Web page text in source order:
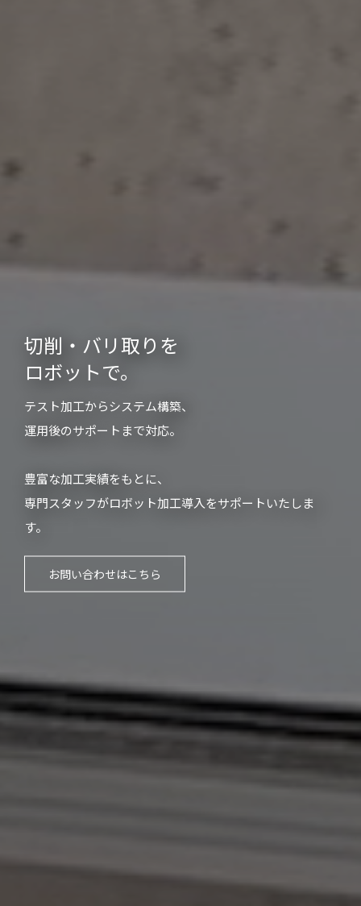
切削・バリ取りを
ロボットで。
テスト加工からシステム構築、
運用後のサポートまで対応。
豊富な加工実績をもとに、
専門スタッフがロボット加工導入をサポートいたしま
す。
お問い合わせはこちら